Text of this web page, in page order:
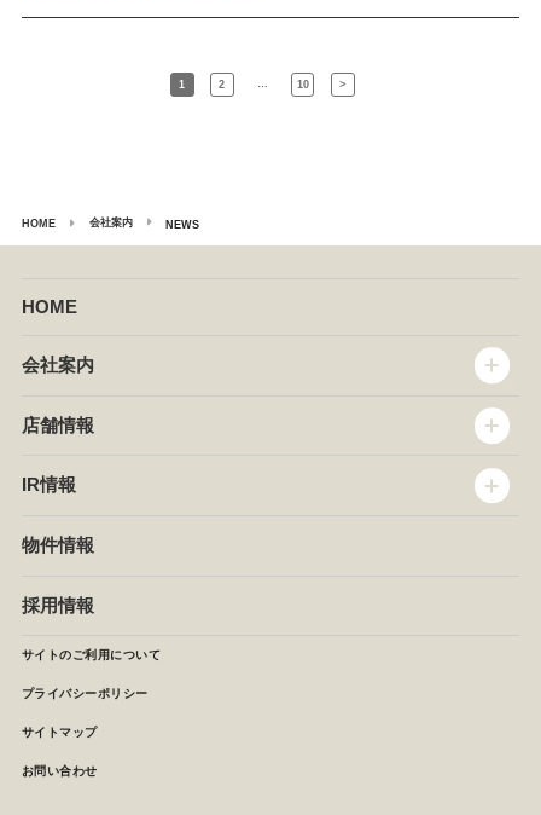
1 2 … 10 >
HOME 会社案内 NEWS
HOME
会社案内
企業情報
セントラルキッチン
NEWS
店舗情報
椿屋珈琲
イタリアンダイニングDONA
店舗検索
IR情報
IRニュース
月次報告
決算短信
株主の皆様へ
よくあるご質問 (株主優待制度)
物件情報
採用情報
サイトのご利用について
プライバシーポリシー
サイトマップ
お問い合わせ